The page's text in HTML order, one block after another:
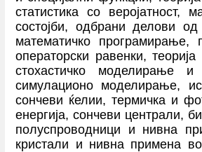
статистика со веројатност,
состојби, одбрани делови
математичко
операторски равенки,
стохастичко моделирање
симулационо моделирање,
сончеви ќелии, термичка и
енергија, сончеви централи,
полуспроводници и нивна
кристали и нивна примена во